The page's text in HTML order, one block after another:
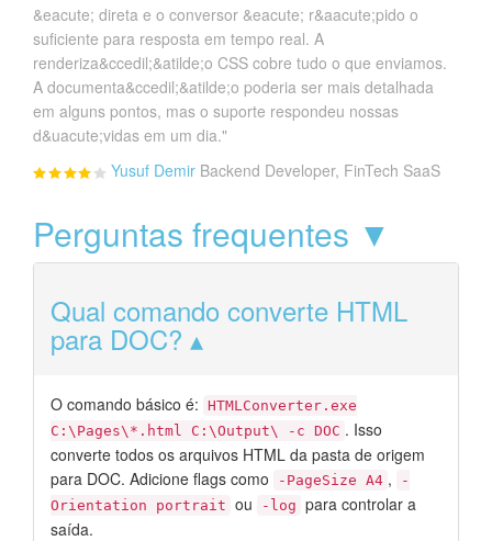
&eacute; direta e o conversor &eacute; r&aacute;pido o
suficiente para resposta em tempo real. A
renderiza&ccedil;&atilde;o CSS cobre tudo o que enviamos.
A documenta&ccedil;&atilde;o poderia ser mais detalhada
em alguns pontos, mas o suporte respondeu nossas
d&uacute;vidas em um dia."
Yusuf Demir Backend Developer, FinTech SaaS
Perguntas frequentes ▼
Qual comando converte HTML
para DOC?
O comando básico é: HTMLConverter.exe
C:\Pages\*.html C:\Output\ -c DOC . Isso
converte todos os arquivos HTML da pasta de origem
para DOC. Adicione flags como
-PageSize A4 ,
-
Orientation portrait ou -log para controlar a
saída.